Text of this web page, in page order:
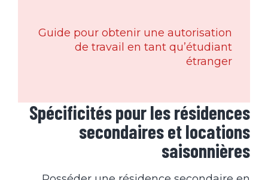
Guide pour obtenir une autorisation
de travail en tant qu’étudiant
étranger
Spécificités pour les résidences
secondaires et locations
saisonnières